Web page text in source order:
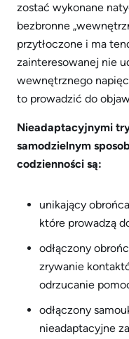
zostać wykonane
bezbronne
przytłoczone i ma
zainteresowanej nie
wewnętrznego
to prowadzić do
Nieadaptacyjnymi
samodzielnym
codzienności są:
unikający
które prowadzą
odłączony
zrywanie
odrzucanie
odłączony
nieadaptacyjne